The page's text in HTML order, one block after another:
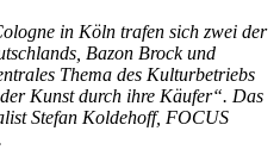
in Köln trafen sich zwei der
Bazon Brock und
Thema des Kulturbetriebs
Kunst durch ihre Käufer“. Das
Stefan Koldehoff, FOCUS